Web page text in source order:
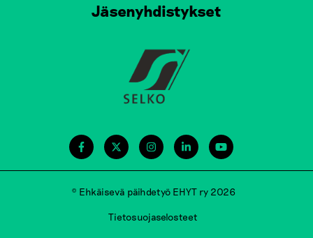
Jäsenyhdistykset
© Ehkäisevä päihdetyö EHYT ry 2026
Tietosuojaselosteet